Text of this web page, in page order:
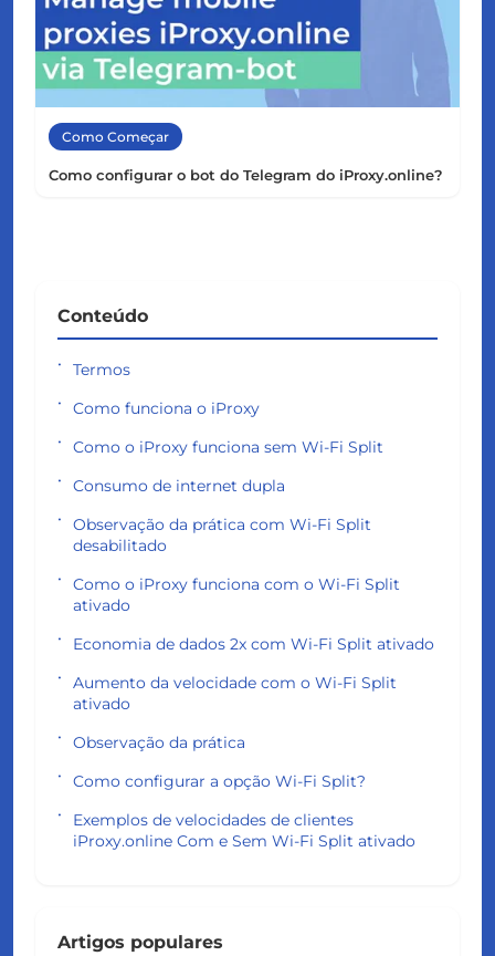
Como Começar
Como configurar o bot do Telegram do iProxy.online?
Conteúdo
Termos
Como funciona o iProxy
Como o iProxy funciona sem Wi-Fi Split
Consumo de internet dupla
Observação da prática com Wi-Fi Split
desabilitado
Como o iProxy funciona com o Wi-Fi Split
ativado
Economia de dados 2x com Wi-Fi Split ativado
Aumento da velocidade com o Wi-Fi Split
ativado
Observação da prática
Como configurar a opção Wi-Fi Split?
Exemplos de velocidades de clientes
iProxy.online Com e Sem Wi-Fi Split ativado
Artigos populares